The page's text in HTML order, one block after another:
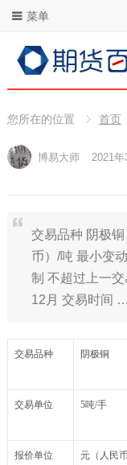
菜单
您所在的位置 首页
博易大师 2021
交易品种 阴极
币）/吨 最小变
制 不超过上一
12月 交易时间 …
交易品种 阴极铜
交易单位 5吨/手
报价单位 元（人民